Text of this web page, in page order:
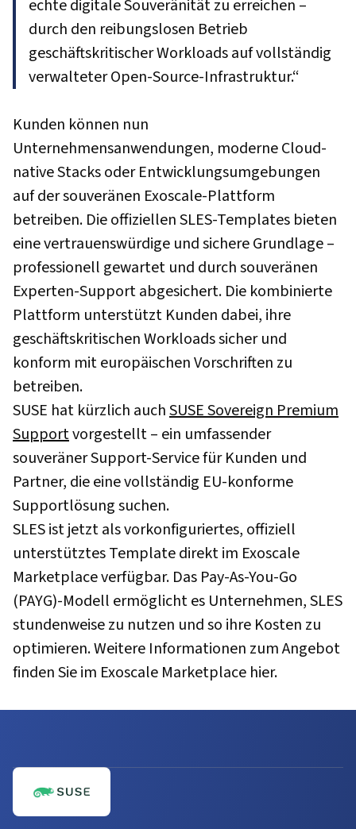
echte digitale Souveränität zu erreichen –
durch den reibungslosen Betrieb
geschäftskritischer Workloads auf vollständig
verwalteter Open-Source-Infrastruktur.“
Kunden können nun
Unternehmensanwendungen, moderne Cloud-
native Stacks oder Entwicklungsumgebungen
auf der souveränen Exoscale-Plattform
betreiben. Die offiziellen SLES-Templates bieten
eine vertrauenswürdige und sichere Grundlage –
professionell gewartet und durch souveränen
Experten-Support abgesichert. Die kombinierte
Plattform unterstützt Kunden dabei, ihre
geschäftskritischen Workloads sicher und
konform mit europäischen Vorschriften zu
betreiben.
SUSE hat kürzlich auchSUSE Sovereign Premium
Supportvorgestellt – ein umfassender
souveräner Support-Service für Kunden und
Partner, die eine vollständig EU-konforme
Supportlösung suchen.
SLES ist jetzt als vorkonfiguriertes, offiziell
unterstütztes Template direkt im Exoscale
Marketplace verfügbar. Das Pay-As-You-Go
(PAYG)-Modell ermöglicht es Unternehmen, SLES
stundenweise zu nutzen und so ihre Kosten zu
optimieren. Weitere Informationen zum Angebot
finden Sie im Exoscale Marketplace hier.